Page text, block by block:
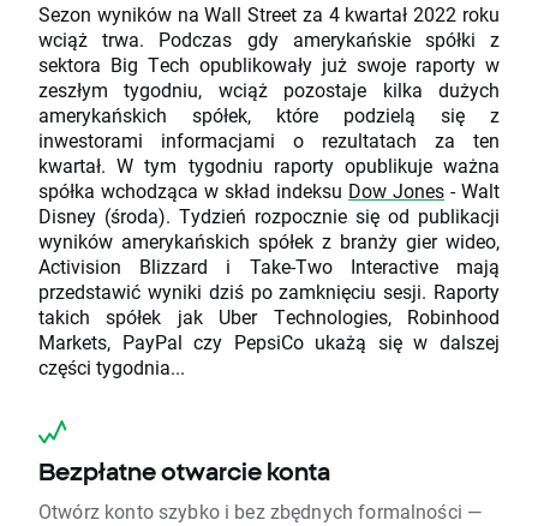
Sezon wyników na Wall Street za 4 kwartał 2022 roku
wciąż trwa. Podczas gdy amerykańskie spółki z
sektora Big Tech opublikowały już swoje raporty w
zeszłym tygodniu, wciąż pozostaje kilka dużych
amerykańskich spółek, które podzielą się z
inwestorami informacjami o rezultatach za ten
kwartał. W tym tygodniu raporty opublikuje ważna
spółka wchodząca w skład indeksu Dow Jones - Walt
Disney (środa). Tydzień rozpocznie się od publikacji
wyników amerykańskich spółek z branży gier wideo,
Activision Blizzard i Take-Two Interactive mają
przedstawić wyniki dziś po zamknięciu sesji. Raporty
takich spółek jak Uber Technologies, Robinhood
Markets, PayPal czy PepsiCo ukażą się w dalszej
części tygodnia...
Bezpłatne otwarcie konta
Otwórz konto szybko i bez zbędnych formalności —